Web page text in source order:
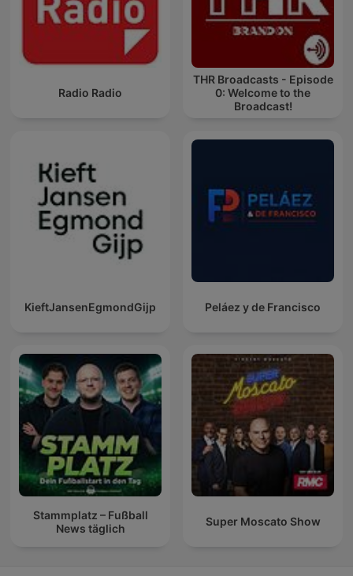
Radio Radio
THR Broadcasts - Episode
0: Welcome to the
Broadcast!
KieftJansenEgmondGijp Peláez y de Francisco
Stammplatz – Fußball
News täglich
Super Moscato Show